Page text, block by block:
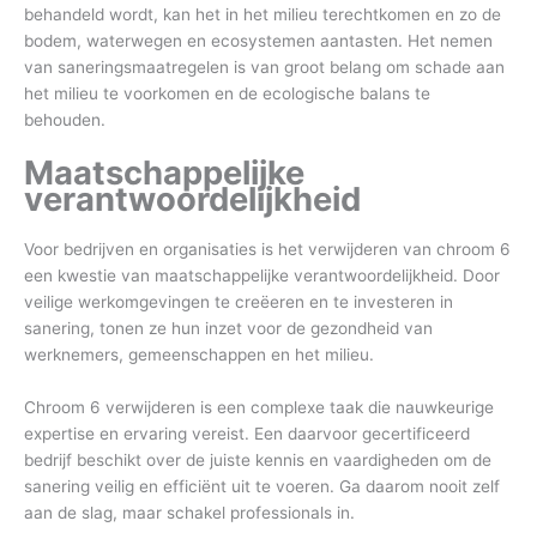
behandeld wordt, kan het in het milieu terechtkomen en zo de
bodem, waterwegen en ecosystemen aantasten. Het nemen
van saneringsmaatregelen is van groot belang om schade aan
het milieu te voorkomen en de ecologische balans te
behouden.
Maatschappelijke
verantwoordelijkheid
Voor bedrijven en organisaties is het verwijderen van chroom 6
een kwestie van maatschappelijke verantwoordelijkheid. Door
veilige werkomgevingen te creëeren en te investeren in
sanering, tonen ze hun inzet voor de gezondheid van
werknemers, gemeenschappen en het milieu.
Chroom 6 verwijderen is een complexe taak die nauwkeurige
expertise en ervaring vereist. Een daarvoor gecertificeerd
bedrijf beschikt over de juiste kennis en vaardigheden om de
sanering veilig en efficiënt uit te voeren. Ga daarom nooit zelf
aan de slag, maar schakel professionals in.